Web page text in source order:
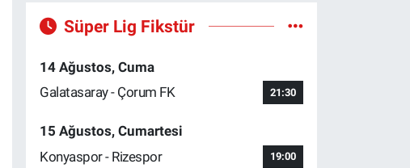
Süper Lig Fikstür
14 Ağustos, Cuma
Galatasaray - Çorum FK
21:30
15 Ağustos, Cumartesi
Konyaspor - Rizespor
19:00